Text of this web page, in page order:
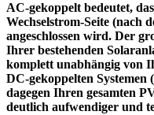
AC-gekoppelt bedeutet,
Wechselstrom-Seite (nach
angeschlossen wird. Der
Ihrer bestehenden
komplett unabhängig von
DC-gekoppelten Systemen
dagegen Ihren gesamten
deutlich aufwendiger und